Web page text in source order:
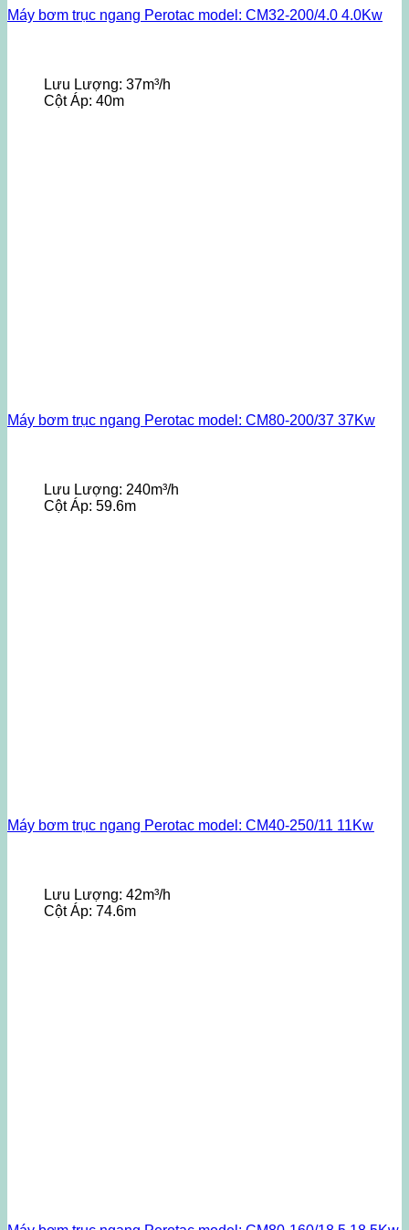
Máy bơm trục ngang Perotac model: CM32-200/4.0 4.0Kw
Lưu Lượng: 37m³/h
Cột Áp: 40m
Máy bơm trục ngang Perotac model: CM80-200/37 37Kw
Lưu Lượng: 240m³/h
Cột Áp: 59.6m
Máy bơm trục ngang Perotac model: CM40-250/11 11Kw
Lưu Lượng: 42m³/h
Cột Áp: 74.6m